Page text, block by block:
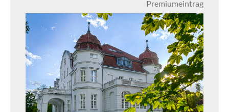
Premiumeintrag